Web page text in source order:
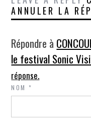
ANNULER LA
Répondre à
le festival Sonic
réponse.
NOM*